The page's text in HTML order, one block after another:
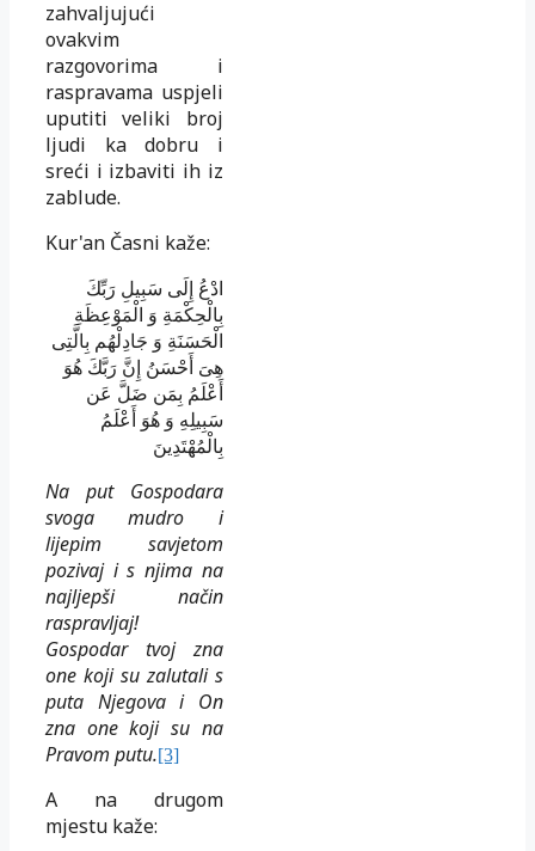
zahvaljujući
ovakvim
razgovorima i
raspravama uspjeli
uputiti veliki broj
ljudi ka dobru i
sreći i izbaviti ih iz
zablude.
Kur'an Časni kaže:
ادْعُ إِلَى سَبِيلِ رَبِّكَ
بِالْحِكْمَةِ وَ الْمَوْعِظَةِ
الْحَسَنَةِ وَ جَادِلْهُم بِالَّتِى
هِىَ أَحْسَنُ إِنَّ رَبَّكَ هُوَ
أَعْلَمُ بِمَن ضَلَّ عَن
سَبِيلِهِ وَ هُوَ أَعْلَمُ
بِالْمُهْتَدِينَ
Na put Gospodara
svoga mudro i
lijepim savjetom
pozivaj i s njima na
najljepši način
raspravljaj!
Gospodar tvoj zna
one koji su zalutali s
puta Njegova i On
zna one koji su na
Pravom putu.[3]
A na drugom
mjestu kaže: